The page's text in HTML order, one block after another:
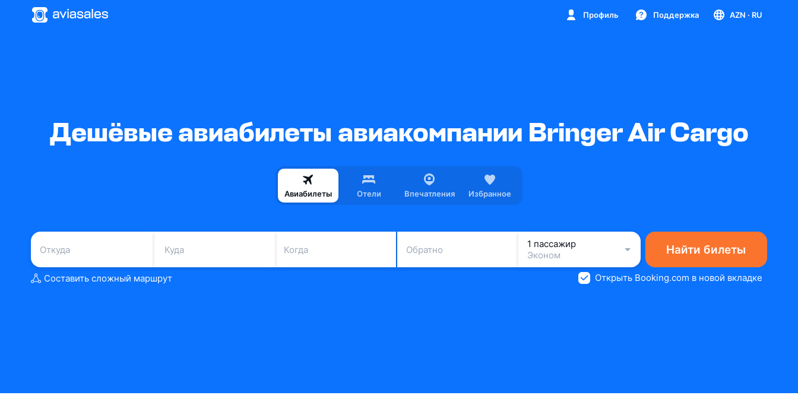
Профиль Поддержка AZN · RU
Дешёвые авиабилеты авиакомпании Bringer Air Cargo
Авиабилеты Отели Впечатления Избранное
Когда Обратно
1 пассажир
Эконом
Найти билеты
Составить сложный маршрут Открыть Booking.com в новой вкладке